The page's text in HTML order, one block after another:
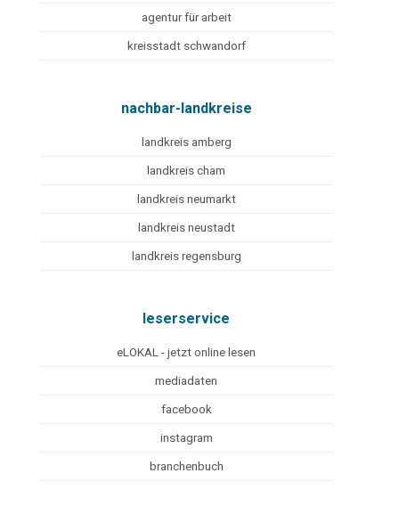
agentur für arbeit
kreisstadt schwandorf
nachbar-landkreise
landkreis amberg
landkreis cham
landkreis neumarkt
landkreis neustadt
landkreis regensburg
leserservice
eLOKAL - jetzt online lesen
mediadaten
facebook
instagram
branchenbuch